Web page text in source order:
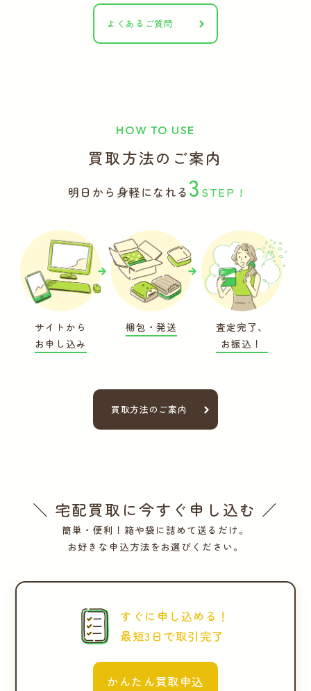
よくあるご質問
HOW TO USE
買取方法のご案内
明日から身軽になれる 3 STEP !
サイトから
お申し込み
梱包・発送
査定完了、
お振込！
買取方法のご案内
＼ 宅配買取に今すぐ申し込む ／
簡単・便利！箱や袋に詰めて送るだけ。
お好きな申込方法をお選びください。
すぐに申し込める！
最短3日で取引完了
かんたん買取申込